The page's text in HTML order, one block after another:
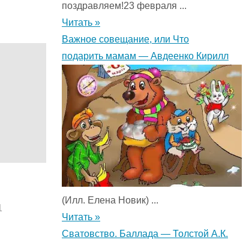
поздравляем!23 февраля ...
Читать »
Важное совещание, или Что
подарить мамам — Авдеенко Кирилл
(Илл. Елена Новик) ...
Читать »
Сватовство. Баллада — Толстой А.К.